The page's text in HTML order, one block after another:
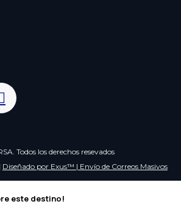
Todos los derechos resevados
Diseñado por Exus™ | Envío de Correos Masivos